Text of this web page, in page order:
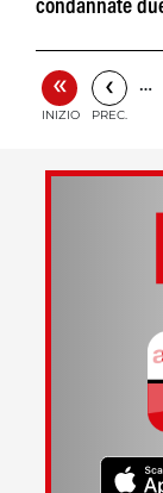
condannate
«
INIZIO
‹
PREC.
…